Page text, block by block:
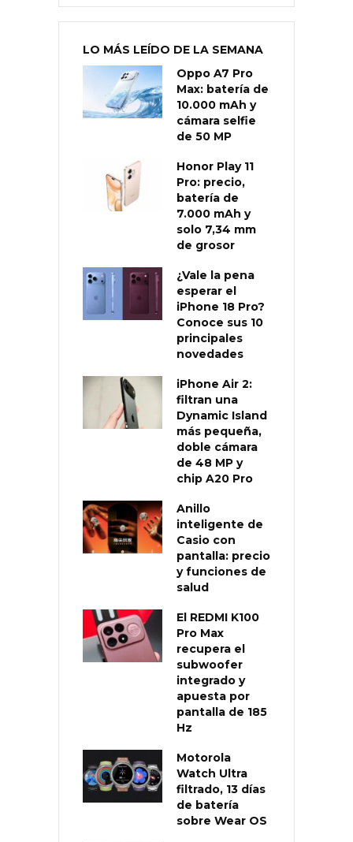
LO MÁS LEÍDO DE LA SEMANA
Oppo A7 Pro
Max: batería de
10.000 mAh y
cámara selfie
de 50 MP
Honor Play 11
Pro: precio,
batería de
7.000 mAh y
solo 7,34 mm
de grosor
¿Vale la pena
esperar el
iPhone 18 Pro?
Conoce sus 10
principales
novedades
iPhone Air 2:
filtran una
Dynamic Island
más pequeña,
doble cámara
de 48 MP y
chip A20 Pro
Anillo
inteligente de
Casio con
pantalla: precio
y funciones de
salud
El REDMI K100
Pro Max
recupera el
subwoofer
integrado y
apuesta por
pantalla de 185
Hz
Motorola
Watch Ultra
filtrado, 13 días
de batería
sobre Wear OS